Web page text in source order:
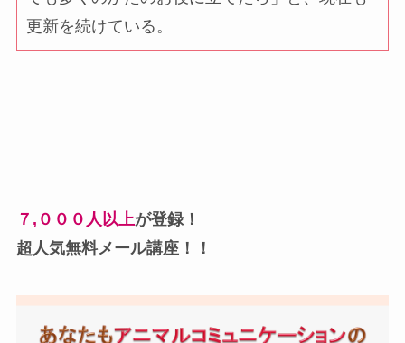
更新を続けている。
７,０００人以上が登録！
超人気無料メール講座！！